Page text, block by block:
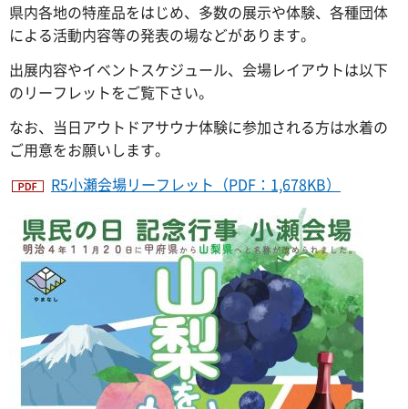
県内各地の特産品をはじめ、多数の展示や体験、各種団体
による活動内容等の発表の場などがあります。
出展内容やイベントスケジュール、会場レイアウトは以下
のリーフレットをご覧下さい。
なお、当日アウトドアサウナ体験に参加される方は水着の
ご用意をお願いします。
R5小瀬会場リーフレット（PDF：1,678KB）